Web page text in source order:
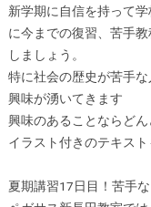
新学期に自信を持って
に今までの復習、苦手
しましょう。
特に社会の歴史が苦手
興味が湧いてきます
興味のあることならどん
イラスト付きのテキスト
夏期講習17日目！苦手